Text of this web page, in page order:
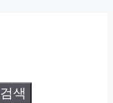
검색